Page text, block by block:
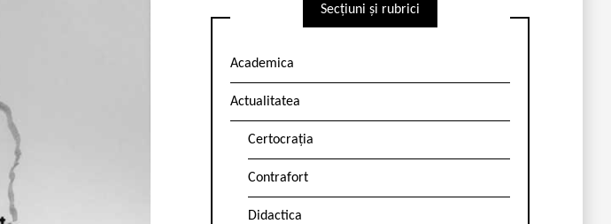
Secțiuni și rubrici
Academica
Actualitatea
Certocrația
Contrafort
Didactica